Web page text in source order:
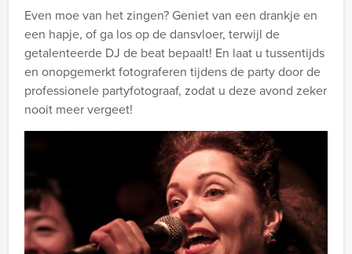
Even moe van het zingen? Geniet van een drankje en
een hapje, of ga los op de dansvloer, terwijl de
getalenteerde DJ de beat bepaalt! En laat u tussentijds
en onopgemerkt fotograferen tijdens de party door de
professionele partyfotograaf, zodat u deze avond zeker
nooit meer vergeet!